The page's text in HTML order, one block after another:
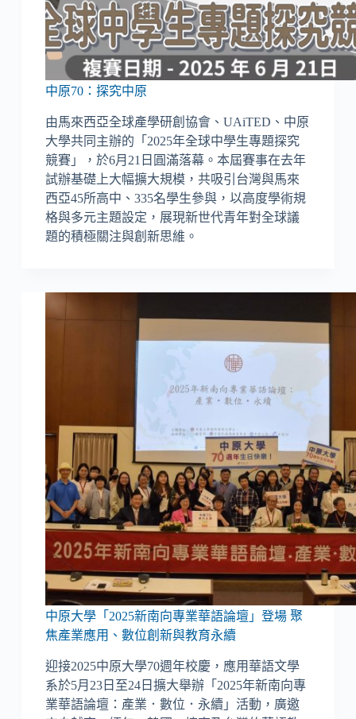
中原70：探究中原
由馬來西亞全球產學研創協會、UAiTED、中原
大學共同主辦的「2025年全球中學生專題探究
競賽」，於6月21日圓滿落幕。本屆賽事在去年
試辦基礎上大幅擴大規模，共吸引台灣與馬來
西亞45所高中、335名學生參與，以高度學術規
格與多元主題設定，展現新世代青年對全球議
題的積極關注與創新思維。
中原大學「2025新南向專業華語論壇」登場 聚
焦產業應用、數位創新與教育永續
迎接2025中原大學70週年校慶，應用華語文學
系於5月23日至24日擴大舉辦「2025年新南向專
業華語論壇：產業．數位．永續」活動，廣邀